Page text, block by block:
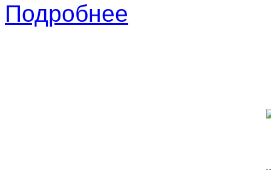
Подробнее